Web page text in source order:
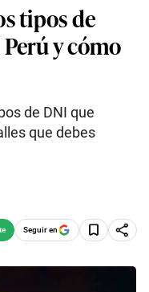
tipos de
y cómo
de DNI que
que debes
Seguir en